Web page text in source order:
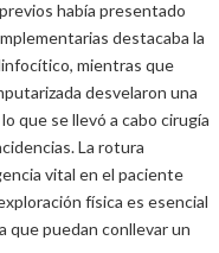
había presentado
destacaba la
mientras que
desvelaron una
que se llevó a cabo cirugía
La rotura
vital en el paciente
física es esencial
que puedan conllevar un